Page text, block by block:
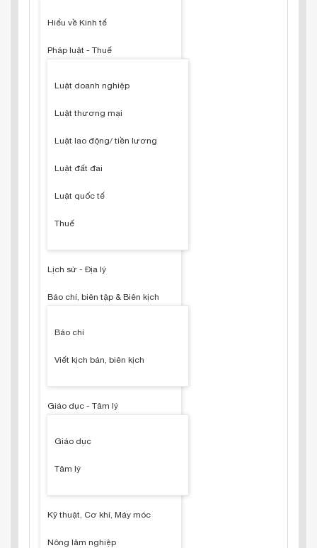
Hiểu về Kinh tế
Pháp luật - Thuế
Luật doanh nghiệp
Luật thương mại
Luật lao động/ tiền lương
Luật đất đai
Luật quốc tế
Thuế
Lịch sử - Địa lý
Báo chí, biên tập & Biên kịch
Báo chí
Viết kịch bản, biên kịch
Giáo dục - Tâm lý
Giáo dục
Tâm lý
Kỹ thuật, Cơ khí, Máy móc
Nông lâm nghiệp